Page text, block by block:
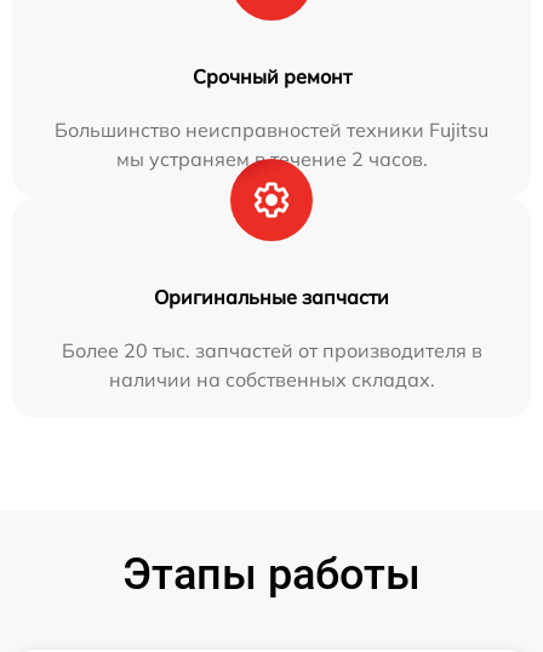
Срочный ремонт
Большинство неисправностей техники Fujitsu
мы устраняем в течение 2 часов.
Оригинальные запчасти
Более 20 тыс. запчастей от производителя в
наличии на собственных складах.
Этапы работы